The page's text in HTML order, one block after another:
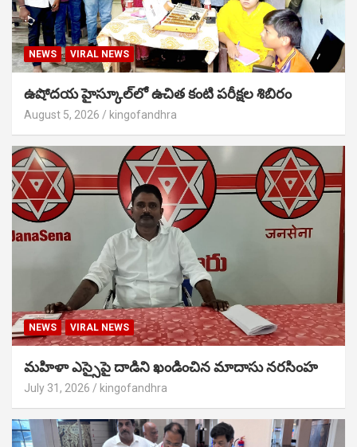
NEWS VIRAL NEWS
ఉషోదయ హైస్కూల్‌లో ఉచిత కంటి పరీక్షల శిబిరం
August 5, 2026 kingofandhra
NEWS VIRAL NEWS
మహిళా ఎస్సైపై దాడిని ఖండించిన మాదాసు నరసింహ
July 31, 2026 kingofandhra